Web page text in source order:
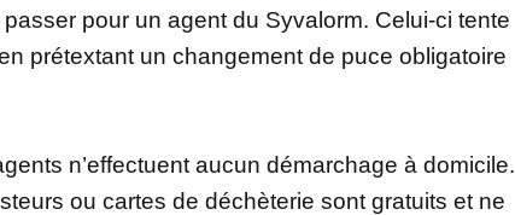
pour un agent du Syvalorm. Celui-ci tente
prétextant un changement de puce obligatoire
n’effectuent aucun démarchage à domicile.
ou cartes de déchèterie sont gratuits et ne